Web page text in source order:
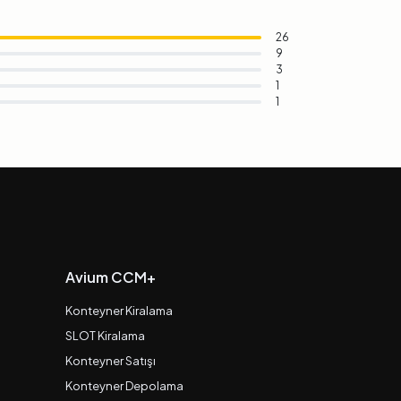
26
9
3
1
1
Avium CCM+
Konteyner Kiralama
SLOT Kiralama
Konteyner Satışı
Konteyner Depolama